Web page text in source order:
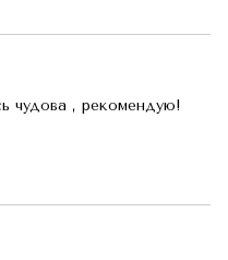
чудова , рекомендую!